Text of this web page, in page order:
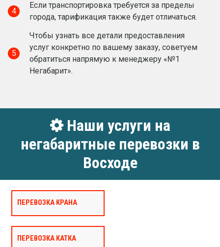
4
Если транспортировка требуется за пределы
города, тарификация также будет отличаться.
5
Чтобы узнать все детали предоставления
услуг конкретно по вашему заказу, советуем
обратиться напрямую к менеджеру «№1
Негабарит».
Наши услуги на
негабаритные перевозки в
Восходе
ПЕРЕВОЗКА КРАНА
ПЕРЕВОЗКА КАТКА